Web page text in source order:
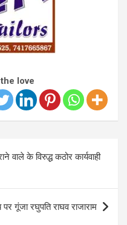
love
के विरुद्ध कठोर कार्यवाही
गूंजा रघुपति राघव राजाराम